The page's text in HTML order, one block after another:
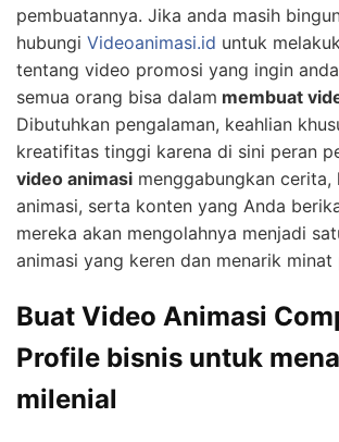
pembuatannya. Jika anda masih
hubungi Videoanimasi.id untuk
tentang video promosi yang ingin
semua orang bisa dalam membuat
Dibutuhkan pengalaman, keahlian
kreatifitas tinggi karena di sini peran
video animasi menggabungkan cerita,
animasi, serta konten yang Anda
mereka akan mengolahnya menjadi
animasi yang keren dan menarik minat
Buat Video Animasi
Profile bisnis untuk
milenial